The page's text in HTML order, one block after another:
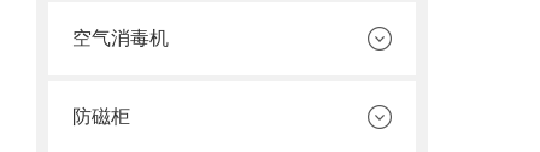
空气消毒机
防磁柜